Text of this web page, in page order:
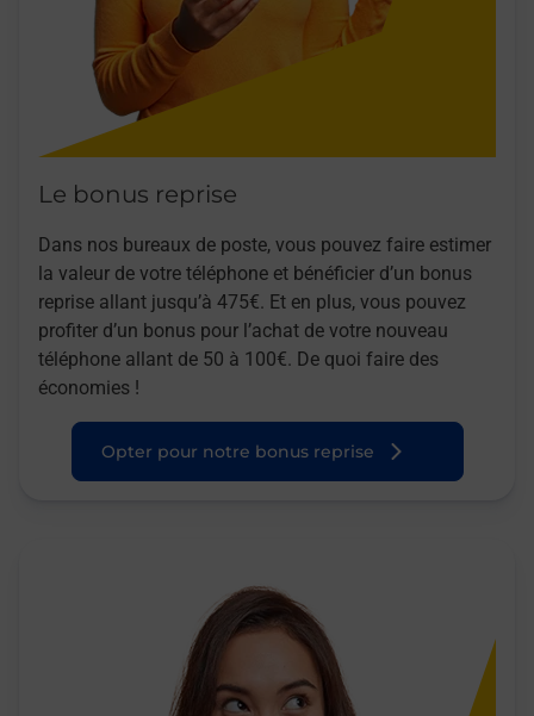
Le bonus reprise
Dans nos bureaux de poste, vous pouvez faire estimer
la valeur de votre téléphone et bénéficier d’un bonus
reprise allant jusqu’à 475€. Et en plus, vous pouvez
profiter d’un bonus pour l’achat de votre nouveau
téléphone allant de 50 à 100€. De quoi faire des
économies !
Opter pour notre bonus reprise